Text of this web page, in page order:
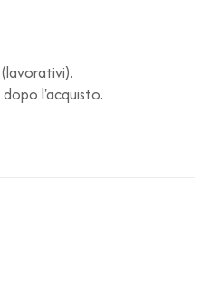
(lavorativi).
dopo l'acquisto.